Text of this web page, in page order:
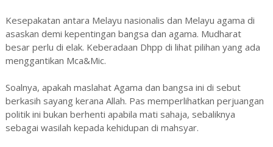
Kesepakatan antara Melayu nasionalis dan Melayu agama di
asaskan demi kepentingan bangsa dan agama. Mudharat
besar perlu di elak. Keberadaan Dhpp di lihat pilihan yang ada
menggantikan Mca&Mic.
Soalnya, apakah maslahat Agama dan bangsa ini di sebut
berkasih sayang kerana Allah. Pas memperlihatkan perjuangan
politik ini bukan berhenti apabila mati sahaja, sebaliknya
sebagai wasilah kepada kehidupan di mahsyar.